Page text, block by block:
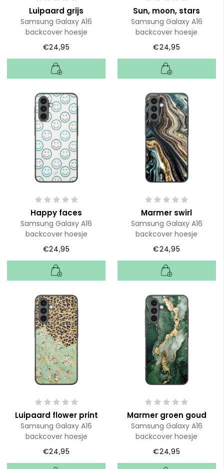
Luipaard grijs
Samsung Galaxy A16
backcover hoesje
€24,95
Sun, moon, stars
Samsung Galaxy A16
backcover hoesje
€24,95
Happy faces
Samsung Galaxy A16
backcover hoesje
€24,95
Marmer swirl
Samsung Galaxy A16
backcover hoesje
€24,95
Luipaard flower print
Samsung Galaxy A16
backcover hoesje
€24,95
Marmer groen goud
Samsung Galaxy A16
backcover hoesje
€24,95